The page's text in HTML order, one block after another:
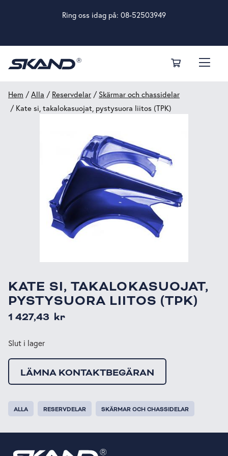
Ring oss idag på: 08-52503949
Hem /Alla / Reservdelar / Skärmar och chassidelar
/ Kate si, takalokasuojat, pystysuora liitos (TPK)
KATE SI, TAKALOKASUOJAT,
PYSTYSUORA LIITOS (TPK)
1 427,43 kr
Slut i lager
LÄMNA KONTAKTBEGÄRAN
ALLA RESERVDELAR SKÄRMAR OCH CHASSIDELAR